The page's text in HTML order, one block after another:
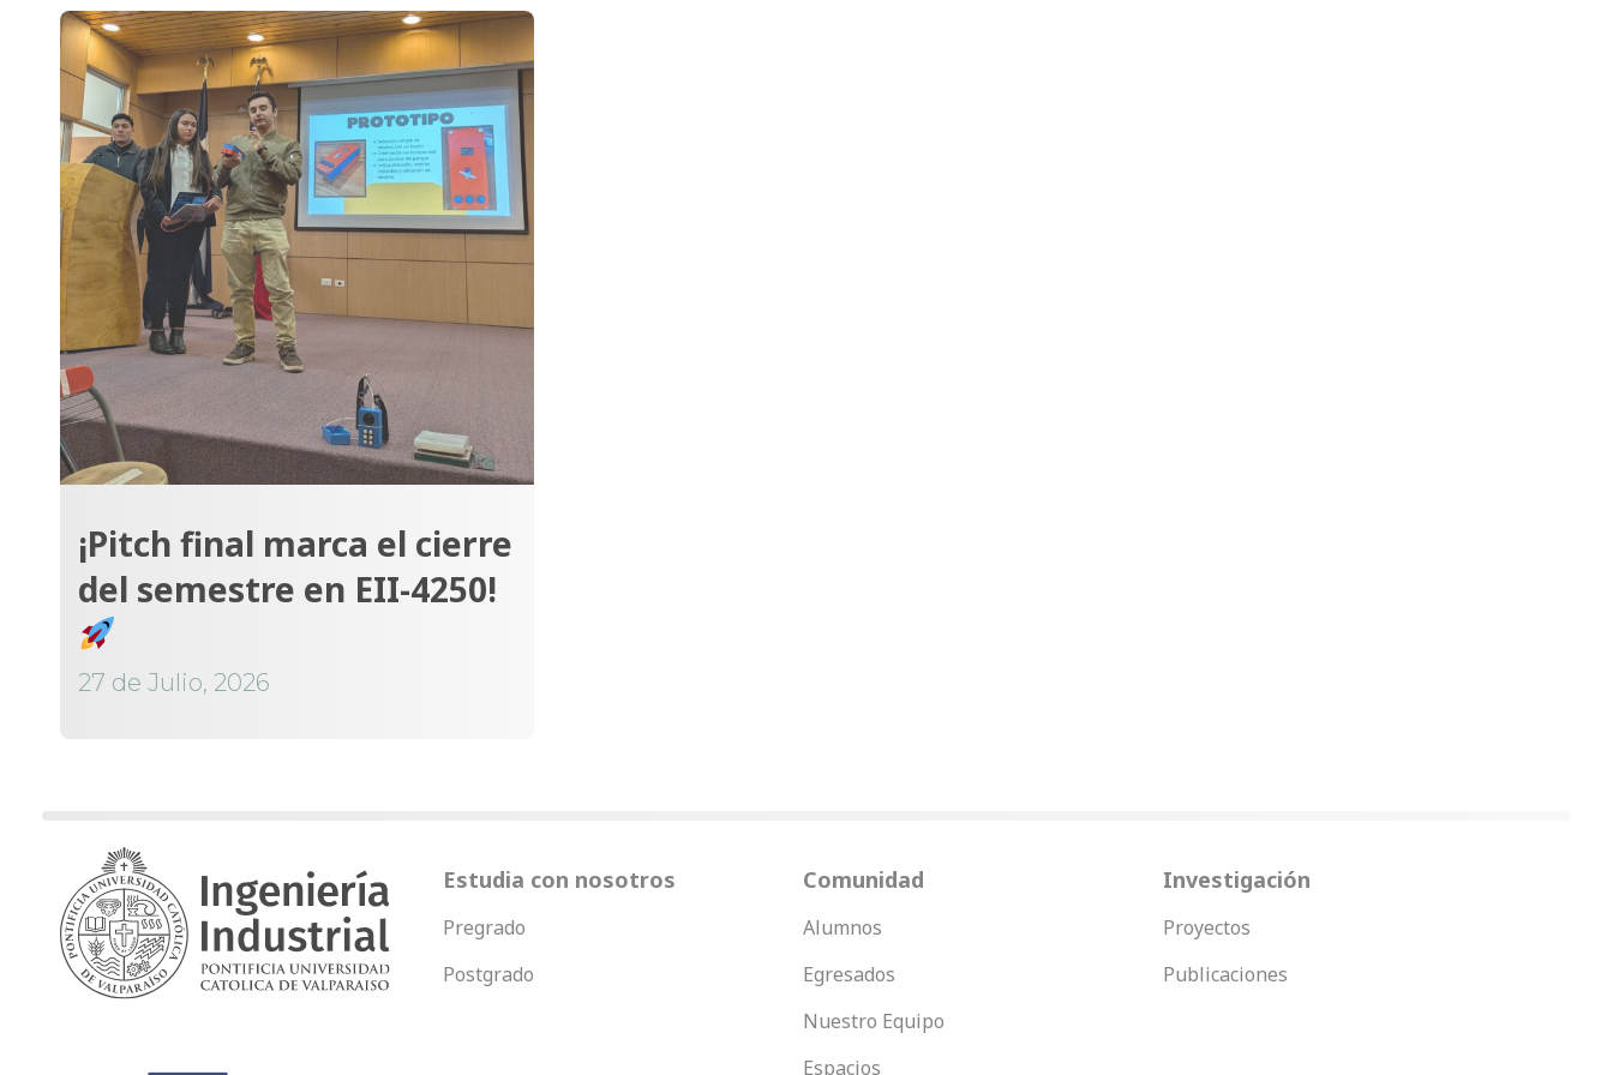
¡Pitch final marca el cierre
del semestre en EII-4250!
27 de Julio, 2026
Estudia con nosotros
Pregrado
Postgrado
Comunidad
Alumnos
Egresados
Nuestro Equipo
Espacios
Investigación
Proyectos
Publicaciones